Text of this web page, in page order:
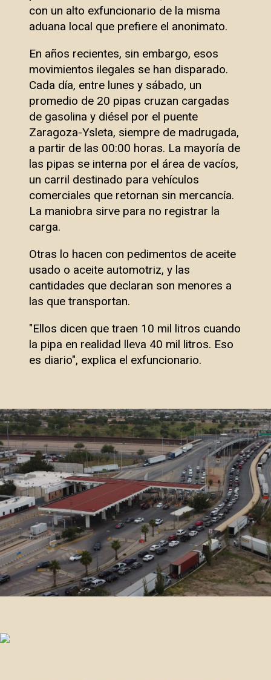
con un alto exfuncionario de la misma
aduana local que prefiere el anonimato.
En años recientes, sin embargo, esos
movimientos ilegales se han disparado.
Cada día, entre lunes y sábado, un
promedio de 20 pipas cruzan cargadas
de gasolina y diésel por el puente
Zaragoza-Ysleta, siempre de madrugada,
a partir de las 00:00 horas. La mayoría de
las pipas se interna por el área de vacíos,
un carril destinado para vehículos
comerciales que retornan sin mercancía.
La maniobra sirve para no registrar la
carga.
Otras lo hacen con pedimentos de aceite
usado o aceite automotriz, y las
cantidades que declaran son menores a
las que transportan.
"Ellos dicen que traen 10 mil litros cuando
la pipa en realidad lleva 40 mil litros. Eso
es diario", explica el exfuncionario.